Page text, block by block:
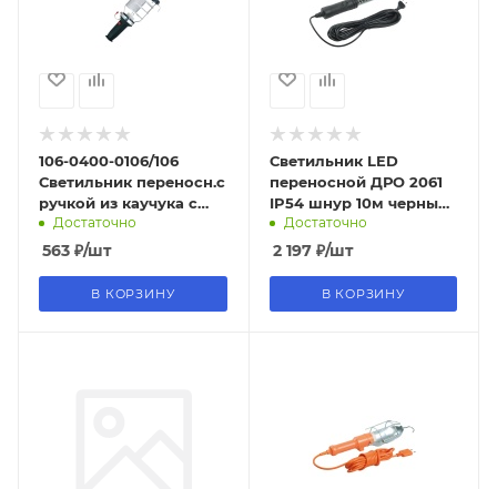
106-0400-0106/106
Светильник переносн.с
ручкой из каучука с
выкл. 2Р+РЕ 1Х16А 220-
240В
Достаточно
563 ₽/шт
В КОРЗИНУ
Светильник LED
переносной ДРО 2061
IP54 шнур 10м черный
IEKДостаточно
2 197₽/шт
В КОРЗИНУ